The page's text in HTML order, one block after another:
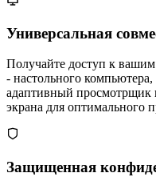
Универсальная
Получайте доступ к
- настольного
адаптивный просмотрщик
экрана для оптимального
Защищенная